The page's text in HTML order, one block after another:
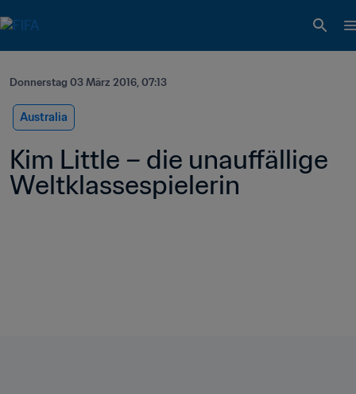
Donnerstag 03 März 2016, 07:13
Australia
Kim Little – die unauffällige
Weltklassespielerin